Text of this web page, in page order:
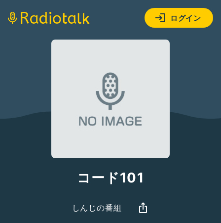
ログイン
コード101
しんじの番組